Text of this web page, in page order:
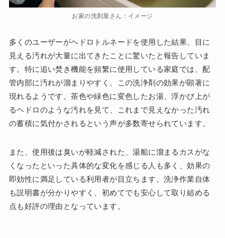
お家の洗剤屋さん：イメージ
多くのユーザーがヘドロトルネードを使用した結果、目に
見える汚れが大量に出てきたことに驚いたと報告していま
す。特に追い焚き機能を頻繁に使用している家庭では、配
管内部に汚れが溜まりやすく、この洗浄剤の効果が顕著に
現れるようです。茶色や緑色に変色したお湯、浮かび上が
るヘドロのような汚れを見て、これまで見えなかった汚れ
の蓄積に気付かされるという声が多数寄せられています。
また、使用後は臭いが軽減された、湯船に溜まるカスがな
くなったといった具体的な変化を感じる人も多く、効果の
即効性に満足している利用者が目立ちます。洗浄作業自体
も説明書が分かりやすく、初めてでも安心して取り組める
点も好評の理由となっています。